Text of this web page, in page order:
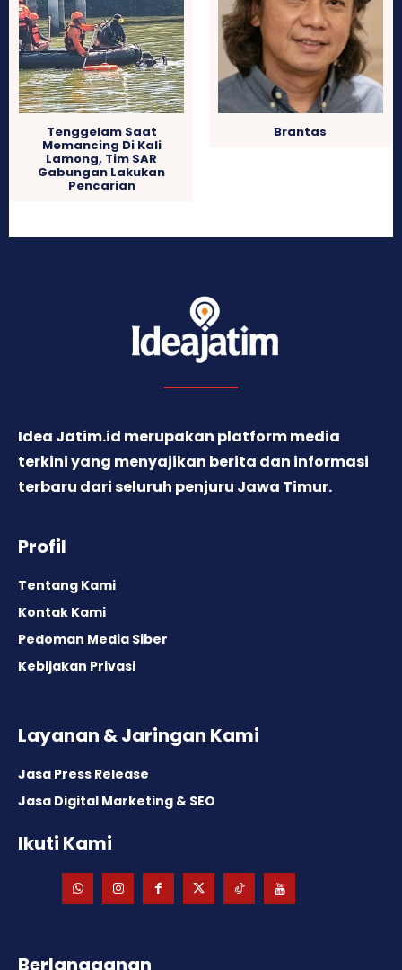
Tenggelam Saat
Memancing Di Kali
Lamong, Tim SAR
Gabungan Lakukan
Pencarian
Brantas
Idea Jatim.id merupakan platform media
terkini yang menyajikan berita dan informasi
terbaru dari seluruh penjuru Jawa Timur.
Profil
Tentang Kami
Kontak Kami
Pedoman Media Siber
Kebijakan Privasi
Layanan & Jaringan Kami
Jasa Press Release
Jasa Digital Marketing & SEO
Ikuti Kami
Berlangganan